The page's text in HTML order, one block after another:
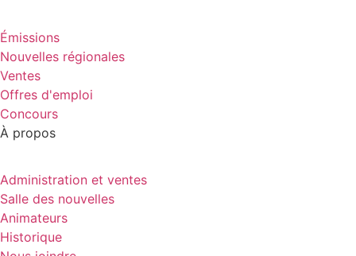
Émissions
Nouvelles régionales
Ventes
Offres d'emploi
Concours
À propos
Administration et ventes
Salle des nouvelles
Animateurs
Historique